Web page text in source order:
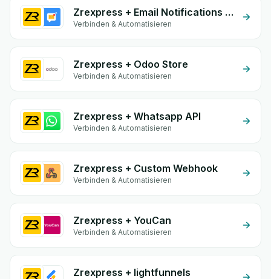
Zrexpress + Email Notifications by eGrow
Verbinden & Automatisieren
Zrexpress + Odoo Store
Verbinden & Automatisieren
Zrexpress + Whatsapp API
Verbinden & Automatisieren
Zrexpress + Custom Webhook
Verbinden & Automatisieren
Zrexpress + YouCan
Verbinden & Automatisieren
Zrexpress + lightfunnels